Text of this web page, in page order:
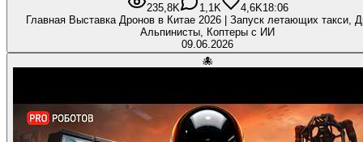
235,8K 1,1K 4,6K18:06
Главная Выставка Дронов в Китае 2026 | Запуск летающих такси,
Альпинисты, Коптеры с ИИ
09.06.2026
🐙